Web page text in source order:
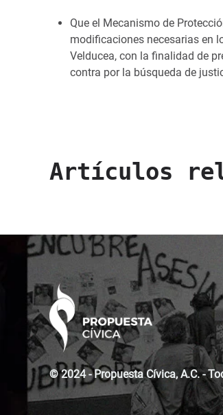
Que el Mecanismo de
modificaciones necesarias en
Velducea, con la finalidad de
contra por la búsqueda de
Artículos
© 2024 - Propuesta Cívica, A.C. -